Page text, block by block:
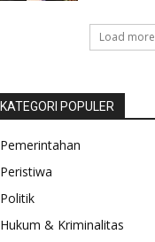
Load more
KATEGORI POPULER
Pemerintahan
Peristiwa
Politik
Hukum & Kriminalitas